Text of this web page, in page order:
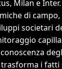
Milan e
di
societari
i fatti